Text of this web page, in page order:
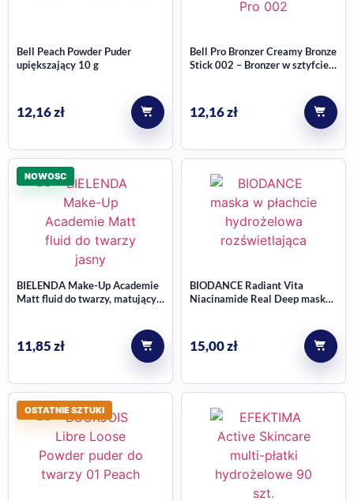
Bell Peach Powder Puder
upiększający 10 g
12,16zł
Bell Pro Bronzer Creamy Bronze
Stick 002 – Bronzer w sztyfcie
12,16zł
NOWOSC
BIELENDA Make-Up Academie
Matt fluid do twarzy, matujący,
11,85zł
BIODANCE Radiant Vita
Niacinamide Real Deep maska
15,00zł
OSTATNIE SZTUKI